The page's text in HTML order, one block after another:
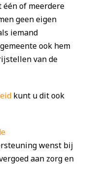
of meerdere
geen eigen
iemand
ook hem
van de
kunt u dit ook
wenst bij
aan zorg en